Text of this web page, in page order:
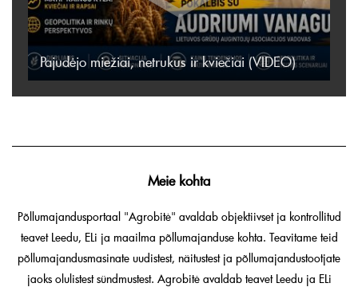
Pajudėjo miežiai, netrukus ir kviečiai (VIDEO)
Meie kohta
Põllumajandusportaal "Agrobitė" avaldab objektiivset ja kontrollitud
teavet Leedu, ELi ja maailma põllumajanduse kohta. Teavitame teid
põllumajandusmasinate uudistest, näitustest ja põllumajandustootjate
jaoks olulistest sündmustest. Agrobitė avaldab teavet Leedu ja ELi